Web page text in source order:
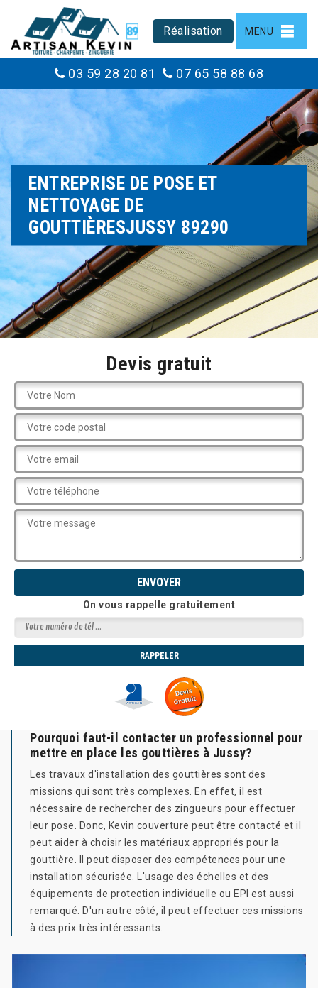
Réalisation MENU
03 59 28 20 81 07 65 58 88 68
ENTREPRISE DE POSE ET
NETTOYAGE DE
GOUTTIÈRESJUSSY 89290
Devis gratuit
On vous rappelle gratuitement
Pourquoi faut-il contacter un professionnel pour
mettre en place les gouttières à Jussy?
Les travaux d'installation des gouttières sont des
missions qui sont très complexes. En effet, il est
nécessaire de rechercher des zingueurs pour effectuer
leur pose. Donc, Kevin couverture peut être contacté et il
peut aider à choisir les matériaux appropriés pour la
gouttière. Il peut disposer des compétences pour une
installation sécurisée. L'usage des échelles et des
équipements de protection individuelle ou EPI est aussi
remarqué. D'un autre côté, il peut effectuer ces missions
à des prix très intéressants.